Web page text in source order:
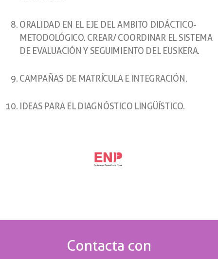
ORALIDAD EN EL EJE DEL AMBITO DIDÁCTICO-
METODOLÓGICO. CREAR/ COORDINAR EL SISTEMA
DE EVALUACIÓN Y SEGUIMIENTO DEL EUSKERA.
CAMPAÑAS DE MATRÍCULA E INTEGRACIÓN.
IDEAS PARA EL DIAGNÓSTICO LINGÜÍSTICO.
Contacta con